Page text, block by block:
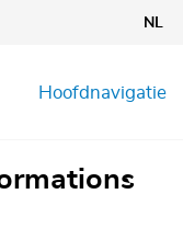
NL
Hoofdnavigatie